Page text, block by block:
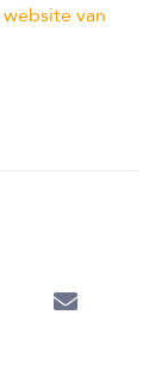
website van